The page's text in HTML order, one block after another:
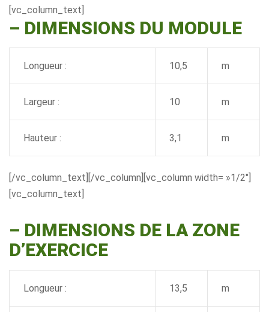
[vc_column_text]
– DIMENSIONS DU MODULE
Longueur : 10,5 m
Largeur : 10 m
Hauteur : 3,1 m
[/vc_column_text][/vc_column][vc_column width= »1/2″]
[vc_column_text]
– DIMENSIONS DE LA ZONE
D’EXERCICE
Longueur : 13,5 m